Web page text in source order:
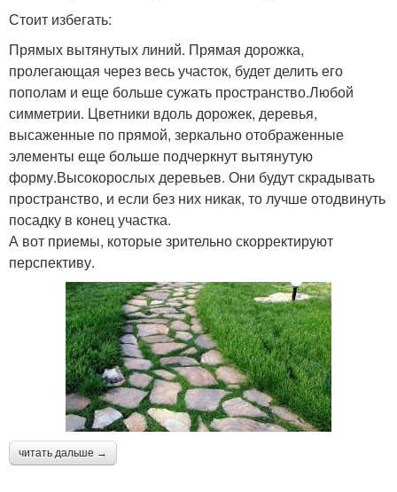
Стоит избегать:
Прямых вытянутых линий. Прямая дорожка,
пролегающая через весь участок, будет делить его
пополам и еще больше сужать пространство.Любой
симметрии. Цветники вдоль дорожек, деревья,
высаженные по прямой, зеркально отображенные
элементы еще больше подчеркнут вытянутую
форму.Высокорослых деревьев. Они будут скрадывать
пространство, и если без них никак, то лучше отодвинуть
посадку в конец участка.
А вот приемы, которые зрительно скорректируют
перспективу.
читать дальше →